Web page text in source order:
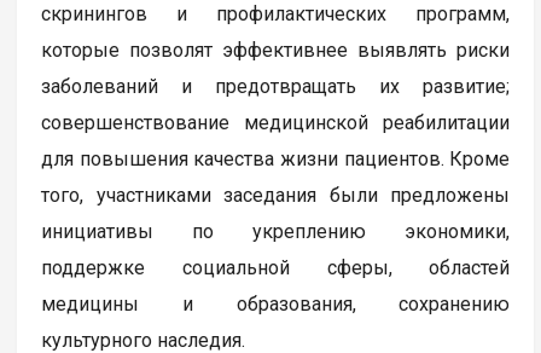
скринингов и профилактических программ,
которые позволят эффективнее выявлять риски
заболеваний и предотвращать их развитие;
совершенствование медицинской реабилитации
для повышения качества жизни пациентов. Кроме
того, участниками заседания были предложены
инициативы по укреплению экономики,
поддержке социальной сферы, областей
медицины и образования, сохранению
культурного наследия.